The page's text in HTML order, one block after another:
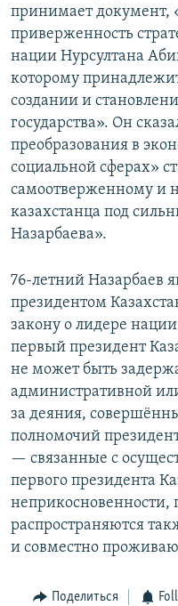
принимает документ,
приверженность
нации Нурсултана
которому
создании и
государства». Он
преобразования в
социальной сферах»
самоотверженному и
казахстанца под
Назарбаева».
76-летний Назарбаев
президентом
закону о лидере
первый президент
не может быть
административной
за деяния,
полномочий
— связанные с
первого президента
неприкосновенности,
распространяются
и совместно
Поделиться